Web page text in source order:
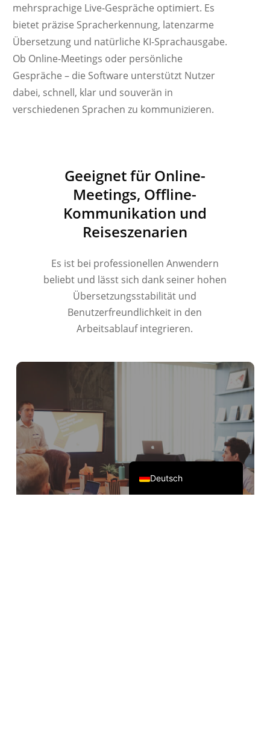
mehrsprachige Live-Gespräche optimiert. Es
bietet präzise Spracherkennung, latenzarme
Übersetzung und natürliche KI-Sprachausgabe.
Ob Online-Meetings oder persönliche
Gespräche – die Software unterstützt Nutzer
dabei, schnell, klar und souverän in
verschiedenen Sprachen zu kommunizieren.
Geeignet für Online-
Meetings, Offline-
Kommunikation und
Reiseszenarien
Es ist bei professionellen Anwendern
beliebt und lässt sich dank seiner hohen
Übersetzungsstabilität und
Benutzerfreundlichkeit in den
Arbeitsablauf integrieren.
Deutsch
English
Italiano
Čeština
ไทย
繁體中文
Português do Brasil
العربية
हिन्दी
Bahasa Indonesia
Polski
Українська